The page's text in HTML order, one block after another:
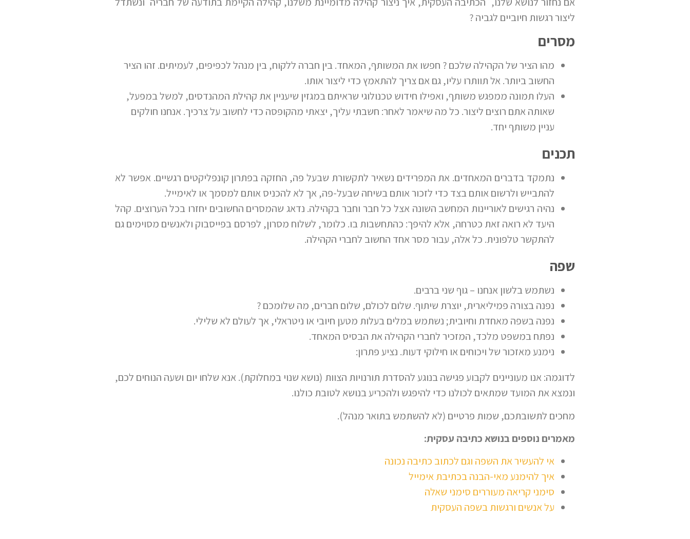
ליצור רגשות חיוביים לגביה ?
מסרים
מהו הציר של הקהילה שלכם ? חפשו את המשותף, המאחד. בין חברה ללקוח, בין מנהל לכפיפים, לעמיתים. זהו הציר
החשוב ביותר. אל תוותרו עליו, גם אם צריך להתאמץ כדי ליצור אותו.
העלו תמונה ממפגש משותף, ואפילו חידוש טכנולוגי שראיתם במגזין שיעניין את קהילת המהנדסים, למשל במפעל,
שאותה אתם רוצים ליצור. כל מה שיאמר לאחר: חשבתי עליך, יצאתי מהקופסה כדי לחשוב על צרכיך. אנחנו חולקים
עניין משותף יחד.
תכנים
נתמקד בדברים המאחדים. את המפרידים נשאיר לתקשורת שבעל פה, החזקה בפתרון קונפליקטים רגשיים. אפשר לא
להתבייש ולרשום אותם בצד כדי לזכור אותם בשיחה שבעל-פה, אך לא להכניס אותם למסמך או לאימייל.
נהיה רגישים לאוריינות המחשב השונה אצל כל חבר וחבר בקהילה. נדאג שהמסרים החשובים יחזרו בכל הערוצים. קהל
היעד לא רואה זאת כטרחה, אלא להיפך: כהתחשבות בו. כלומר, לשלוח מסרון, לפרסם בפייסבוק ולאנשים מסוימים גם
להתקשר טלפונית. כל אלה, עבור מסר אחד החשוב לחברי הקהילה.
שפה
נשתמש בלשון אנחנו – גוף שני ברבים.
נפנה בצורה פמיליארית, יוצרת שיתוף. שלום לכולם, שלום חברים, מה שלומכם ?
נפנה בשפה מאחדת וחיובית; נשתמש במלים בעלות מטען חיובי או ניטראלי, אך לעולם לא שלילי.
נפתח במשפט מלכד, המזכיר לחברי הקהילה את הבסיס המאחד.
נימנע מאזכור של ויכוחים או חילוקי דעות. נציע פתרון:
לדוגמה: אנו מעוניינים לקבוע פגישה בנוגע להסדרת תורנויות הצוות (נושא שנוי במחלוקת). אנא שלחו יום ושעה הנוחים לכם,
ונמצא את המועד שמתאים לכולנו כדי להיפגש ולהכריע בנושא לטובת כולנו.
מחכים לתשובתכם, שמות פרטיים (לא להשתמש בתואר מנהל).
מאמרים נוספים בנושא כתיבה עסקית:
אי להעשיר את השפה וגם לכתוב כתיבה נכונה
איך להימנע מאי-הבנה בכתיבת אימייל
סימני קריאה מעוררים סימני שאלה
על אנשים ורגשות בשפה העסקית